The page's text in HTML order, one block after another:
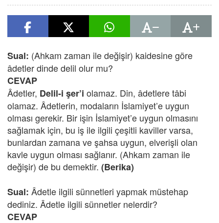
Sual: (Ahkam zaman ile değişir) kaidesine göre
âdetler dinde delil olur mu?
CEVAP
Âdetler, Delil-i şer’i olamaz. Din, âdetlere tâbi
olamaz. Âdetlerin, modaların İslamiyet’e uygun
olması gerekir. Bir işin İslamiyet’e uygun olmasını
sağlamak için, bu iş ile ilgili çeşitli kaviller varsa,
bunlardan zamana ve şahsa uygun, elverişli olan
kavle uygun olması sağlanır. (Ahkam zaman ile
değişir) de bu demektir. (Berika)
Sual: Âdetle ilgili sünnetleri yapmak müstehap
dediniz. Âdetle ilgili sünnetler nelerdir?
CEVAP